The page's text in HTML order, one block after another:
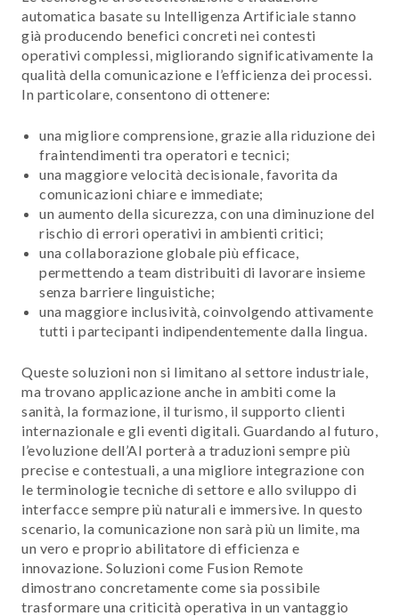
automatica basate su Intelligenza Artificiale stanno
già producendo benefici concreti nei contesti
operativi complessi, migliorando significativamente la
qualità della comunicazione e l’efficienza dei processi.
In particolare, consentono di ottenere:
una migliore comprensione, grazie alla riduzione dei
fraintendimenti tra operatori e tecnici;
una maggiore velocità decisionale, favorita da
comunicazioni chiare e immediate;
un aumento della sicurezza, con una diminuzione del
rischio di errori operativi in ambienti critici;
una collaborazione globale più efficace,
permettendo a team distribuiti di lavorare insieme
senza barriere linguistiche;
una maggiore inclusività, coinvolgendo attivamente
tutti i partecipanti indipendentemente dalla lingua.
Queste soluzioni non si limitano al settore industriale,
ma trovano applicazione anche in ambiti come la
sanità, la formazione, il turismo, il supporto clienti
internazionale e gli eventi digitali. Guardando al futuro,
l’evoluzione dell’AI porterà a traduzioni sempre più
precise e contestuali, a una migliore integrazione con
le terminologie tecniche di settore e allo sviluppo di
interfacce sempre più naturali e immersive. In questo
scenario, la comunicazione non sarà più un limite, ma
un vero e proprio abilitatore di efficienza e
innovazione. Soluzioni come Fusion Remote
dimostrano concretamente come sia possibile
trasformare una criticità operativa in un vantaggio